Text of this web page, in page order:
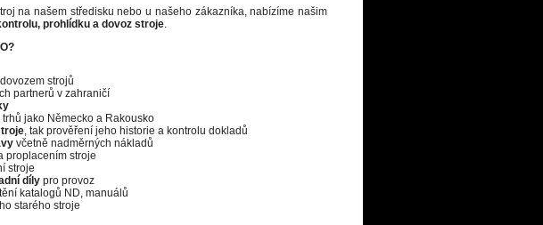
na našem středisku nebo u našeho zákazníka, nabízíme našim
prohlídku a dovoz stroje.
strojů
partnerů v zahraničí
jako Německo a Rakousko
, tak prověření jeho historie a kontrolu dokladů
včetně nadměrných nákladů
proplacením stroje
stroje
díly pro provoz
katalogů ND, manuálů
starého stroje